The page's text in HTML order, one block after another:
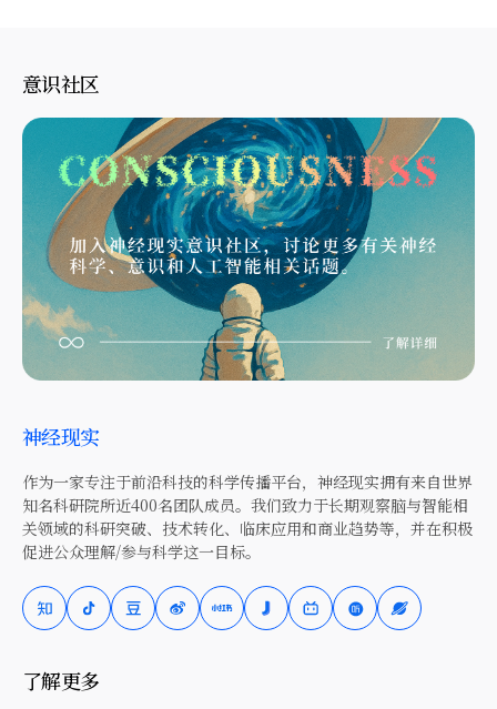
意识社区
神经现实
作为一家专注于前沿科技的科学传播平台，神经现实拥有来自世界
知名科研院所近400名团队成员。我们致力于长期观察脑与智能相
关领域的科研突破、技术转化、临床应用和商业趋势等，并在积极
促进公众理解/参与科学这一目标。
了解更多